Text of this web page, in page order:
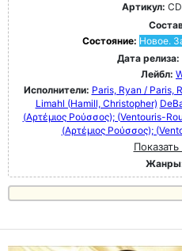
Артикул:
Состояние: Новое.
Дата релиза:
Лейбл:
Исполнители: Paris, Ryan / Paris,
Limahl (Hamill, Christopher)
(Αρτέμιος Ρούσσος); (Ventouris-
(Αρτέμιος Ρούσσος);